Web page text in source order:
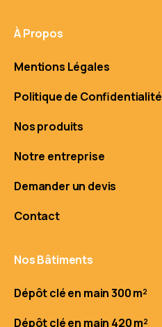
À Propos
Mentions Légales
Politique de Confidentialité
Nos produits
Notre entreprise
Demander un devis
Contact
Nos Bâtiments
Dépôt clé en main 300 m²
Dépôt clé en main 420 m²